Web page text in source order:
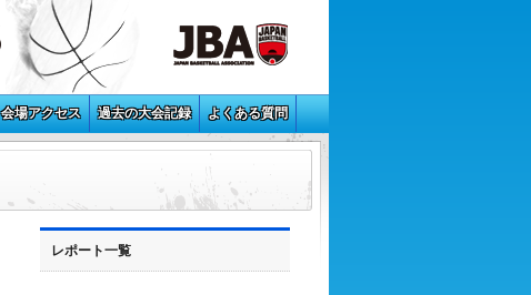
会場アクセス 過去の大会記録 よくある質問
レポート一覧